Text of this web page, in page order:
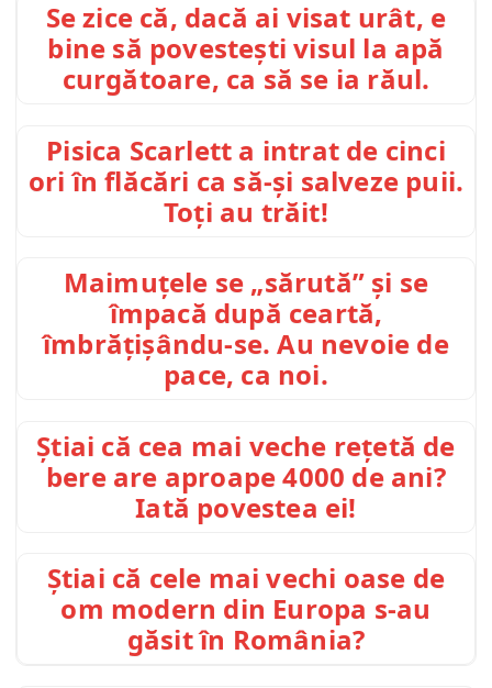
Se zice că, dacă ai visat urât, e
bine să povestești visul la apă
curgătoare, ca să se ia răul.
Pisica Scarlett a intrat de cinci
ori în flăcări ca să-și salveze puii.
Toți au trăit!
Maimuțele se „sărută” și se
împacă după ceartă,
îmbrățișându-se. Au nevoie de
pace, ca noi.
Știai că cea mai veche rețetă de
bere are aproape 4000 de ani?
Iată povestea ei!
Știai că cele mai vechi oase de
om modern din Europa s-au
găsit în România?